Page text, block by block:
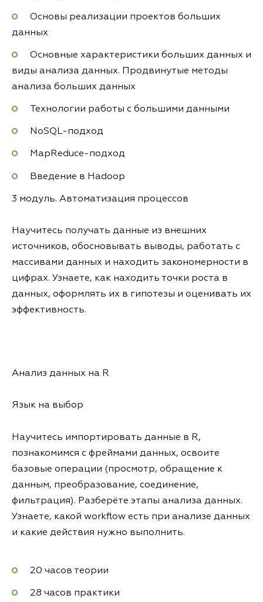
Основы реализации проектов больших
данных
Основные характеристики больших данных и
виды анализа данных. Продвинутые методы
анализа больших данных
Технологии работы с большими данными
NoSQL-подход
MapReduce-подход
Введение в Hadoop
3 модуль. Автоматизация процессов
Научитесь получать данные из внешних
источников, обосновывать выводы, работать с
массивами данных и находить закономерности в
цифрах. Узнаете, как находить точки роста в
данных, оформлять их в гипотезы и оценивать их
эффективность.
Анализ данных на R
Язык на выбор
Научитесь импортировать данные в R,
познакомимся с фреймами данных, освоите
базовые операции (просмотр, обращение к
данным, преобразование, соединение,
фильтрация). Разберёте этапы анализа данных.
Узнаете, какой workflow есть при анализе данных
и какие действия нужно выполнить.
20 часов теории
28 часов практики